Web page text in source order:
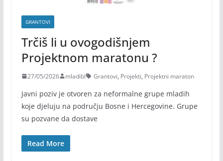
GRANTOVI
Trčiš li u ovogodišnjem
Projektnom maratonu ?
27/05/2026 mladibl Grantovi, Projekti, Projektni maraton
Javni poziv je otvoren za neformalne grupe mladih
koje djeluju na području Bosne i Hercegovine. Grupe
su pozvane da dostave
Read More